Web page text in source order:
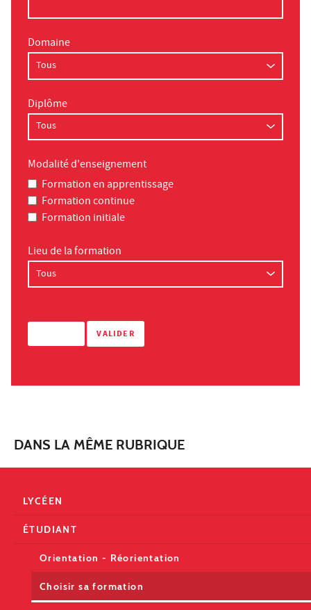
Domaine
Diplôme
Modalité d'enseignement
Formation en apprentissage
Formation continue
Formation initiale
Lieu de la formation
DANS LA MÊME RUBRIQUE
LYCÉEN
ÉTUDIANT
Orientation - Réorientation
Choisir sa formation